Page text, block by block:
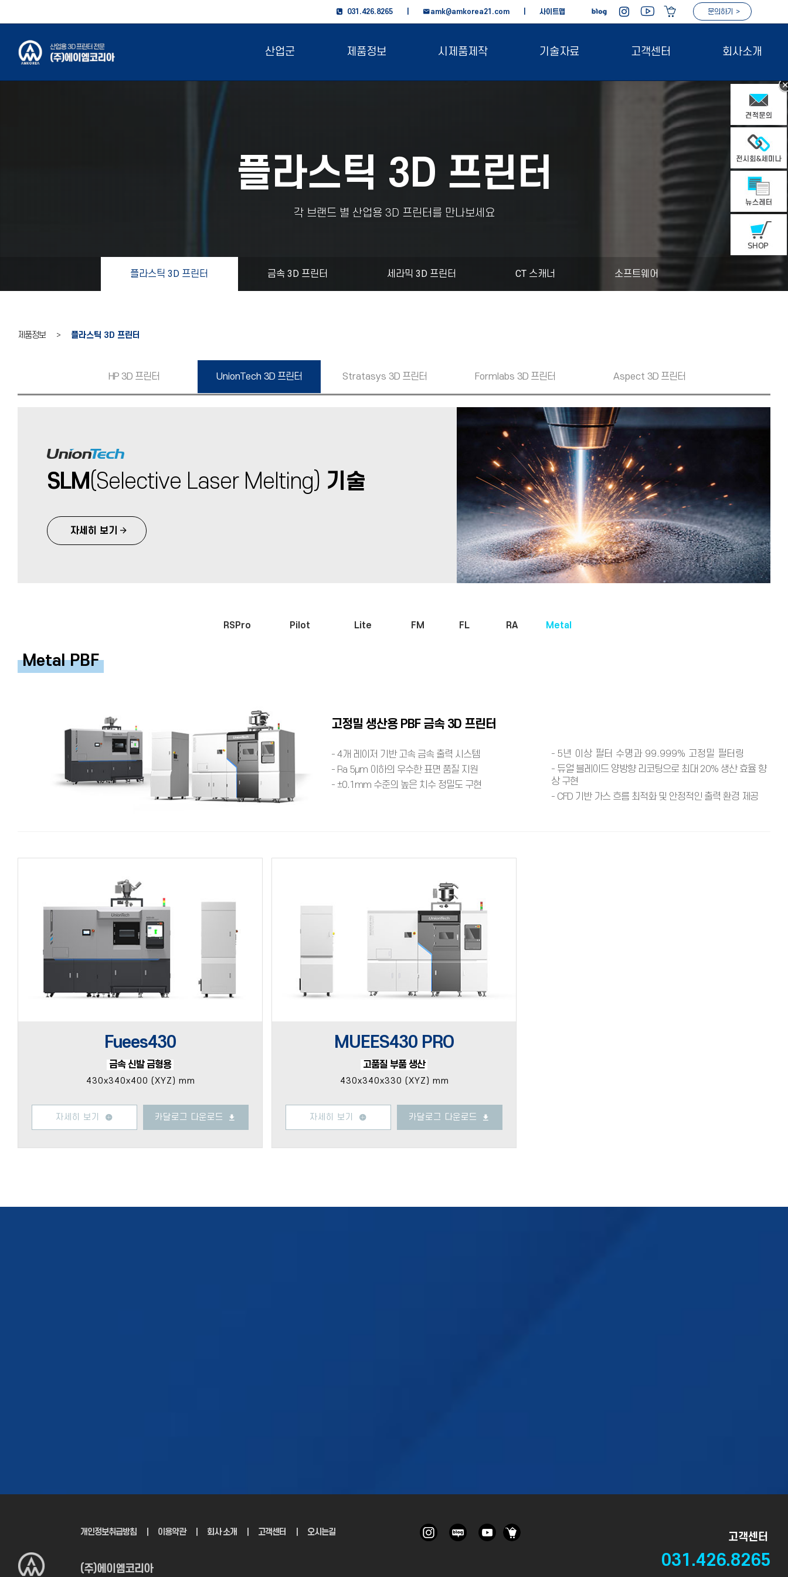
031.426.8265 | amk@amkorea21.com 사이트맵 문의하기 >
산업군 제품정보 시제품제작 기술자료 고객센터 회사소개
플라스틱 3D 프린터
각 브랜드 별 산업용 3D 프린터를 만나보세요
플라스틱 3D 프린터 금속 3D 프린터 세라믹 3D 프린터 CT 스캐너 소프트웨어
제품정보 > 플라스틱 3D 프린터
HP 3D 프린터 UnionTech 3D 프린터 Stratasys 3D 프린터 Formlabs 3D 프린터 Aspect 3D 프린터
SLM (Selective Laser Melting) 기술
자세히 보기
RSPro Pilot Lite FM FL RA Metal
Metal PBF
고정밀 생산용 PBF 금속 3D 프린터
- 4개 레이저 기반 고속 금속 출력 시스템
- Ra 5μm 이하의 우수한 표면 품질 지원
- ±0.1mm 수준의 높은 치수 정밀도 구현
- 5년 이상 필터 수명과 99.999% 고정밀 필터링
- 듀얼 블레이드 양방향 리코팅으로 최대 20% 생산 효율 향
상 구현
- CFD 기반 가스 흐름 최적화 및 안정적인 출력 환경 제공
Fuees430
금속 신발 금형용
430x340x400 (XYZ) mm
자세히 보기 카달로그 다운로드
MUEES430 PRO
고품질 부품 생산
430x340x330 (XYZ) mm
자세히 보기 카달로그 다운로드
개인정보취급방침 이용약관 회사 소개 고객센터 오시는길
(주)에이엠코리아
고객센터
031.426.8265